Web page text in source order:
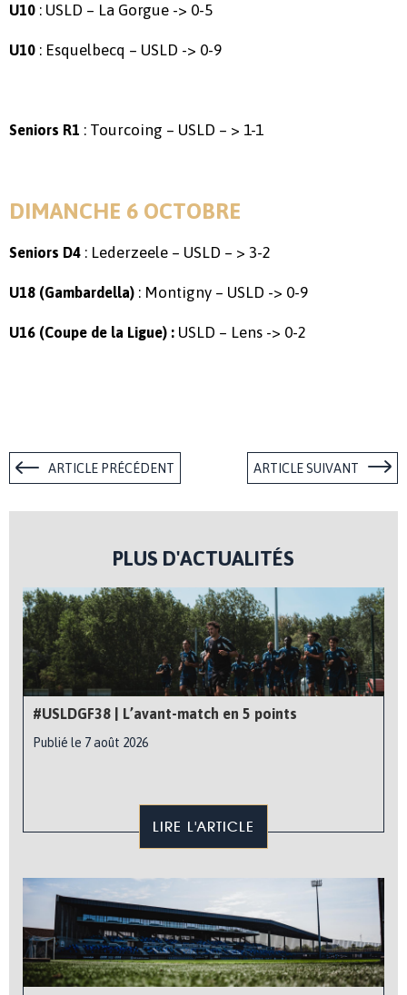
U10 : USLD – La Gorgue -> 0-5
U10 : Esquelbecq – USLD -> 0-9
Seniors R1 : Tourcoing – USLD – > 1-1
DIMANCHE 6 OCTOBRE
Seniors D4 : Lederzeele – USLD – > 3-2
U18 (Gambardella) : Montigny – USLD -> 0-9
U16 (Coupe de la Ligue) : USLD – Lens -> 0-2
ARTICLE PRÉCÉDENT ARTICLE SUIVANT
PLUS D'ACTUALITÉS
#USLDGF38 | L’avant-match en 5 points
Publié le 7 août 2026
LIRE L'ARTICLE